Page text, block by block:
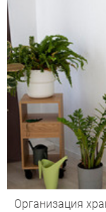
Организация